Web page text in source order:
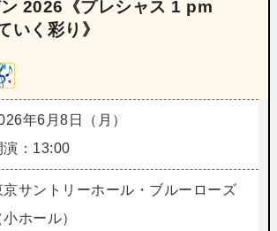
2026《プレシャス 1 pm
いく彩り》
年6月8日（月）
演：13:00
京サントリーホール・ブルーローズ
小ホール）